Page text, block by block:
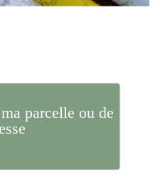
parcelle ou de